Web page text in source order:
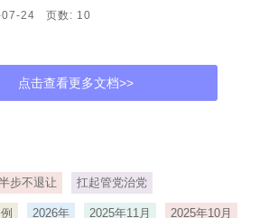
07-24 页数: 10
点击查看更多文档>>
步不退让 扛起管党治党
2026年 2025年11月 2025年10月